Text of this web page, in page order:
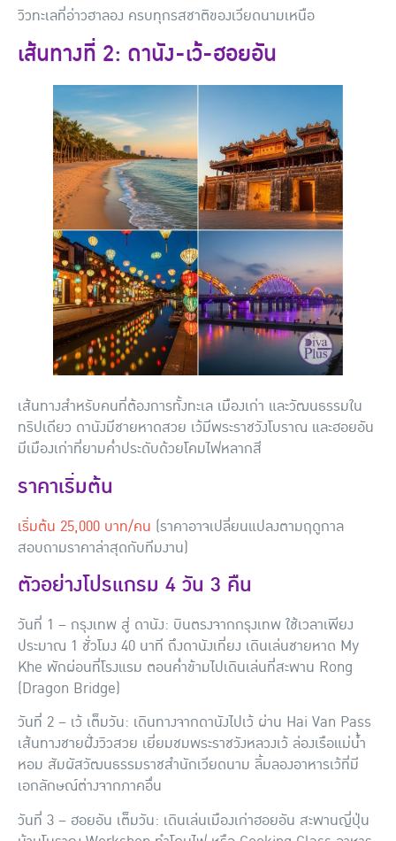
วิวทะเลที่อ่าวฮาลอง ครบทุกรสชาติของเวียดนามเหนือ
เส้นทางที่ 2: ดานัง-เว้-ฮอยอัน
เส้นทางสำหรับคนที่ต้องการทั้งทะเล เมืองเก่า และวัฒนธรรมใน
ทริปเดียว ดานังมีชายหาดสวย เว้มีพระราชวังโบราณ และฮอยอัน
มีเมืองเก่าที่ยามค่ำประดับด้วยโคมไฟหลากสี
ราคาเริ่มต้น
เริ่มต้น 25,000 บาท/คน (ราคาอาจเปลี่ยนแปลงตามฤดูกาล
สอบถามราคาล่าสุดกับทีมงาน)
ตัวอย่างโปรแกรม 4 วัน 3 คืน
วันที่ 1 – กรุงเทพ สู่ ดานัง: บินตรงจากกรุงเทพ ใช้เวลาเพียง
ประมาณ 1 ชั่วโมง 40 นาที ถึงดานังเที่ยง เดินเล่นชายหาด My
Khe พักผ่อนที่โรงแรม ตอนค่ำข้ามไปเดินเล่นที่สะพาน Rong
(Dragon Bridge)
วันที่ 2 – เว้ เต็มวัน: เดินทางจากดานังไปเว้ ผ่าน Hai Van Pass
เส้นทางชายฝั่งวิวสวย เยี่ยมชมพระราชวังหลวงเว้ ล่องเรือแม่น้ำ
หอม สัมผัสวัฒนธรรมราชสำนักเวียดนาม ลิ้มลองอาหารเว้ที่มี
เอกลักษณ์ต่างจากภาคอื่น
วันที่ 3 – ฮอยอัน เต็มวัน: เดินเล่นเมืองเก่าฮอยอัน สะพานญี่ปุ่น